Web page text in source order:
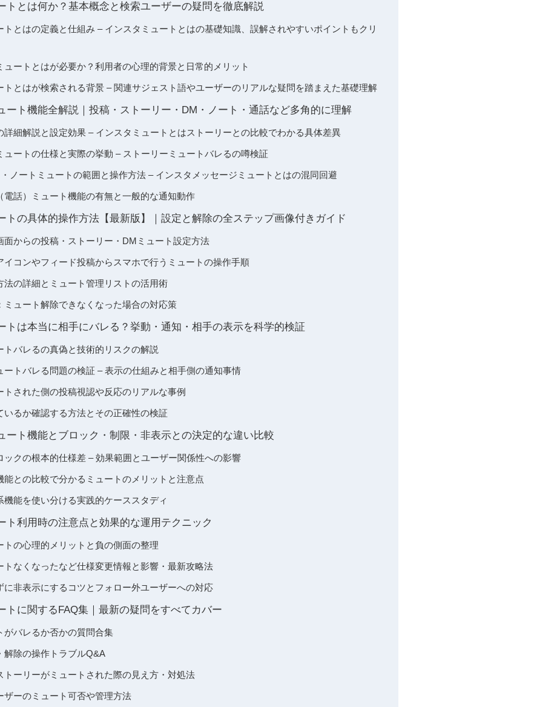
トとは何か？基本概念と検索ユーザーの疑問を徹底解説
トとはの定義と仕組み – インスタミュートとはの基礎知識、誤解されやすいポイントもクリ
ュートとはが必要か？利用者の心理的背景と日常的メリット
トとはが検索される背景 – 関連サジェスト語やユーザーのリアルな疑問を踏まえた基礎理解
ート機能全解説｜投稿・ストーリー・DM・ノート・通話など多角的に理解
詳細解説と設定効果 – インスタミュートとはストーリーとの比較でわかる具体差異
ュートの仕様と実際の挙動 – ストーリーミュートバレるの噂検証
ノートミュートの範囲と操作方法 – インスタメッセージミュートとはの混同回避
電話）ミュート機能の有無と一般的な通知動作
トの具体的操作方法【最新版】｜設定と解除の全ステップ画像付きガイド
面からの投稿・ストーリー・DMミュート設定方法
イコンやフィード投稿からスマホで行うミュートの操作手順
法の詳細とミュート管理リストの活用術
ミュート解除できなくなった場合の対応策
トは本当に相手にバレる？挙動・通知・相手の表示を科学的検証
トバレるの真偽と技術的リスクの解説
ートバレる問題の検証 – 表示の仕組みと相手側の通知事情
トされた側の投稿視認や反応のリアルな事例
いるか確認する方法とその正確性の検証
ート機能とブロック・制限・非表示との決定的な違い比較
ックの根本的仕様差 – 効果範囲とユーザー関係性への影響
能との比較で分かるミュートのメリットと注意点
機能を使い分ける実践的ケーススタディ
ト利用時の注意点と効果的な運用テクニック
トの心理的メリットと負の側面の整理
トなくなったなど仕様変更情報と影響・最新攻略法
に非表示にするコツとフォロー外ユーザーへの対応
トに関するFAQ集｜最新の疑問をすべてカバー
がバレるか否かの質問合集
解除の操作トラブルQ&A
トーリーがミュートされた際の見え方・対処法
ザーのミュート可否や管理方法